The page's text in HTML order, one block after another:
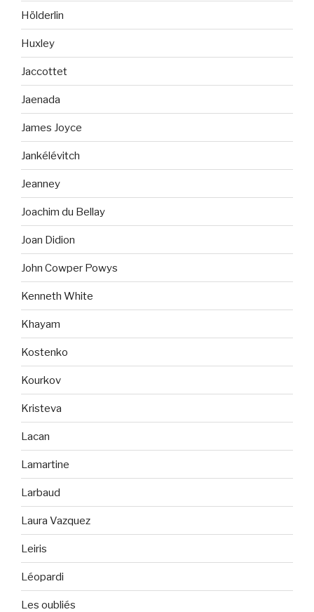
Hölderlin
Huxley
Jaccottet
Jaenada
James Joyce
Jankélévitch
Jeanney
Joachim du Bellay
Joan Didion
John Cowper Powys
Kenneth White
Khayam
Kostenko
Kourkov
Kristeva
Lacan
Lamartine
Larbaud
Laura Vazquez
Leiris
Léopardi
Les oubliés